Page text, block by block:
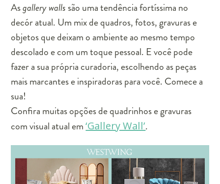
Asgallery walls são uma tendência fortíssima no
decór atual. Um mix de quadros, fotos, gravuras e
objetos que deixam o ambiente ao mesmo tempo
descolado e com um toque pessoal. E você pode
fazer a sua própria curadoria, escolhendo as peças
mais marcantes e inspiradoras para você. Comece a
sua!
Confira muitas opções de quadrinhos e gravuras
com visual atual em‘Gallery Wall’.